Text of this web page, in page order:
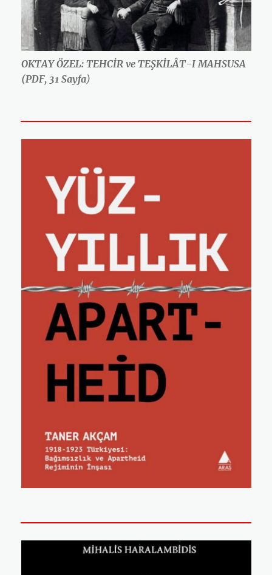
OKTAY ÖZEL: TEHCİR ve TEŞKİLÂT-I MAHSUSA
(PDF, 31 Sayfa)